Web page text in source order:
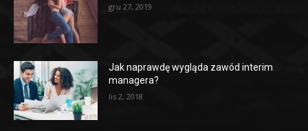
gru 27, 2019
Jak naprawdę wygląda zawód interim
managera?
lis 2, 2018